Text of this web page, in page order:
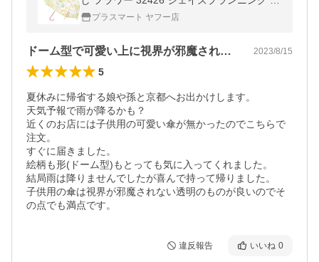
さ プレゼント
プラスマート ヤフー店
ドーム型で可愛い上に視界が邪魔されない 2023/8/15
5
夏休みに帰省する娘や孫と京都へお出かけします。
天気予報で雨が降るかも？
近くのお店には子供用の可愛い傘が無かったのでこちらで
注文。
すぐに届きました。
絵柄も形(ドーム型)もとっても気に入ってくれました。
結局雨は降りませんでしたが喜んで持って帰りました。
子供用の傘は視界が邪魔されない透明のものが良いのでそ
の点でも満点です。
違反報告 いいね 0